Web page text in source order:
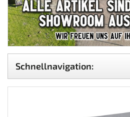
Schnellnavigation: